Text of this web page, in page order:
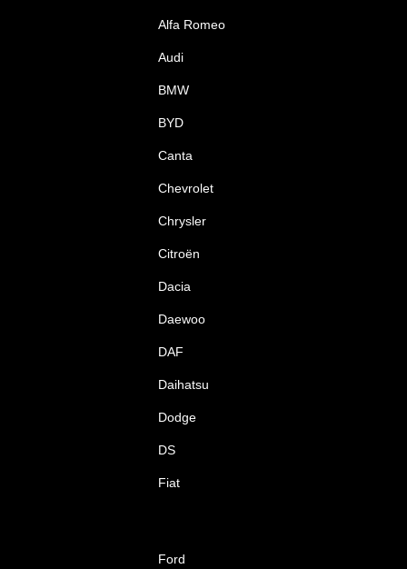
Alfa Romeo
Audi
BMW
BYD
Canta
Chevrolet
Chrysler
Citroën
Dacia
Daewoo
DAF
Daihatsu
Dodge
DS
Fiat
Ford